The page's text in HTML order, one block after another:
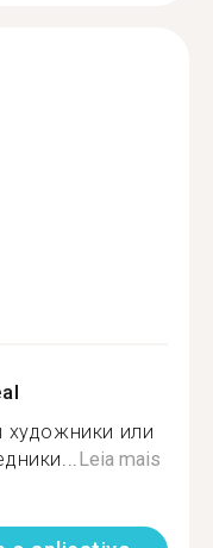
художники или
Leia mais